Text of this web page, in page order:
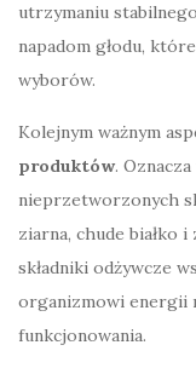
utrzymaniu
napadom głodu,
wyborów.
Kolejnym ważnym
produktów.
nieprzetworzonych
ziarna, chude białko
składniki odżywcze
organizmowi energii
funkcjonowania.